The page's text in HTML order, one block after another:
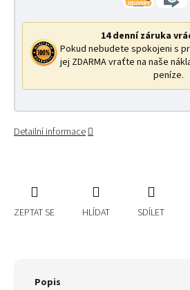
14 denní záruka
Pokud nebudete spokojeni s
jej ZDARMA vraťte na naše
peníze.
Detailní informace
ZEPTAT SE HLÍDAT SDÍLET
Popis